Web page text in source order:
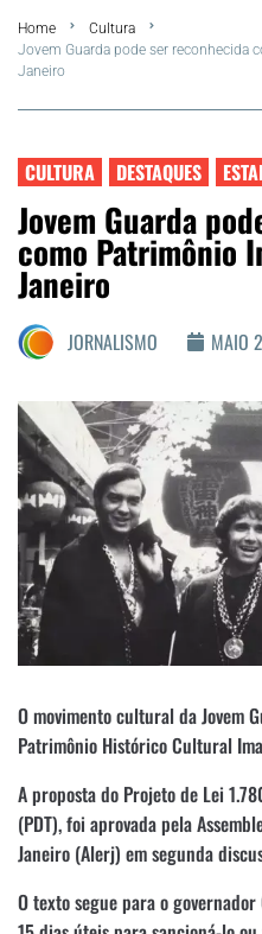
FLA Araru 2026
Araruama
Região dos Lagos
Agenda Cultural
Colunistas
Matérias Exclusivas
Home
Cultura
Jovem Guarda pode ser reconhecida
Janeiro
CULTURA DESTAQUES
Jovem Guarda
como Patrimônio
Janeiro
JORNALISMO MAIO
O movimento cultural da Jovem
Patrimônio Histórico Cultural
A proposta do Projeto de Lei
(PDT), foi aprovada pela
Janeiro (Alerj) em segunda
O texto segue para o